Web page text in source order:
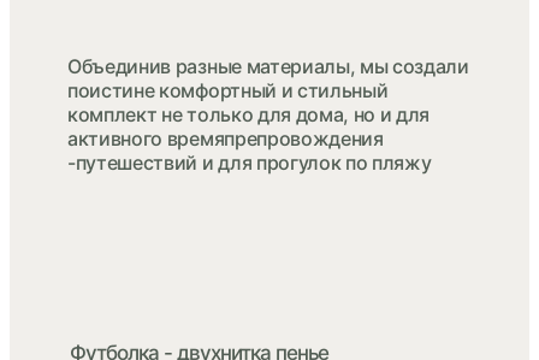
Объединив разные материалы, мы создали
поистине комфортный и стильный
комплект не только для дома, но и для
активного времяпрепровождения
-путешествий и для прогулок по пляжу
Футболка - двухнитка пенье